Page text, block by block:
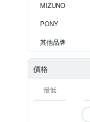
MIZUNO
PONY
其他品牌
價格
-